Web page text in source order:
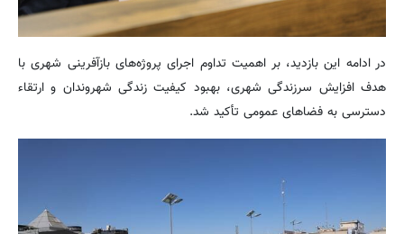
در ادامه این بازدید، بر اهمیت تداوم اجرای پروژه‌های بازآفرینی شهری با
هدف افزایش سرزندگی شهری، بهبود کیفیت زندگی شهروندان و ارتقاء
دسترسی به فضاهای عمومی تأکید شد.